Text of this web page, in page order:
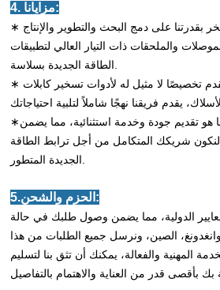
4. مزايانا:
∗ في شركتنا، نحن نفخر بقدرتنا على دمج البحث والتطوير والإنتاج
والملحقات ذات التيار العالي لتطبيقات
∗ نقدم تخصيصًا لا مثيل له لأدوات تسخير كابلات OEM وموصلات كاملة
∗من البداية إلى النهاية، هدفنا هو تقديم جودة وخدمة استثنائية، مما يضمن
شريكك المتكامل من أجل ترابط الطاقة
5.الحزم والشحن:
الدولية، مما يضمن وصول طلبك في حالة
الصين، ونرسل جميع الطلبات من هذا
المهنية والفعالة، يمكنك أن تثق بنا لتسليم